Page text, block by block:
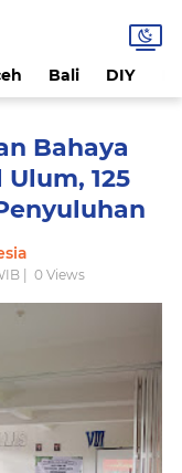
Bali DIY
Bahaya
125
| 0Views